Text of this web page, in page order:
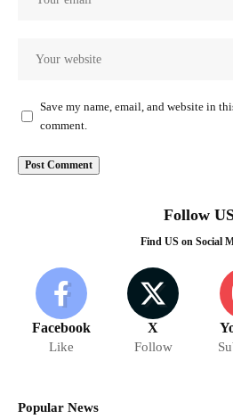
Save my name, email, and website in
comment.
Follow
Find US on Social
Facebook
Like
X
Follow
Popular News